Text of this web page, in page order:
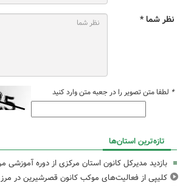
نظر شما *
* لطفا متن تصویر را در جعبه متن وارد کنید
تازه‌ترین استان‌ها
بازدید مدیرکل کانون استان مرکزی از دوره آموزشی
کلیپی از فعالیت‌های موکب کانون قصرشیرین در